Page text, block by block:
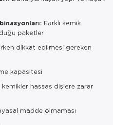
Farklı kemik
paketler
dikkat edilmesi gereken
kapasitesi
hassas dişlere zarar
madde olmaması